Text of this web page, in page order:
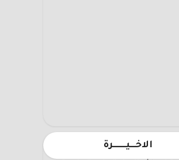
الاخـــيـــــــرة